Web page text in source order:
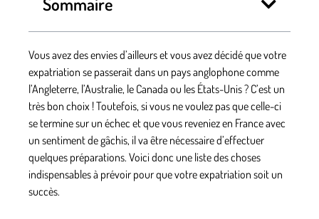
Vous avez des envies d’ailleurs et vous avez décidé quevotre
expatriation se passerait dans un pays anglophonecomme
l’Angleterre, l’Australie, le Canada ou les États-Unis ? C’est un
très bon choix ! Toutefois, si vous ne voulez pas que celle-ci
se termine sur un échec et que vous reveniez en France avec
un sentiment de gâchis, il va être nécessaire d’effectuer
quelques préparations. Voici donc une liste des choses
indispensables à prévoir pour que votre expatriation soit un
succès.